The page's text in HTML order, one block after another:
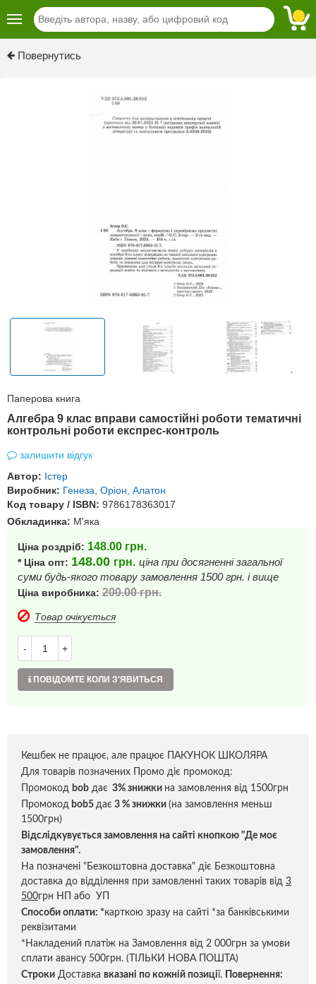
Повернутись
Паперова книга
Алгебра 9 клас вправи самостійні роботи тематичні
контрольні роботи експрес-контроль
залишити відгук
Автор: Істер
Виробник: Генеза, Оріон, Алатон
Код товару / ISBN: 9786178363017
Обкладинка: М'яка
Ціна роздріб: 148.00 грн.
* Ціна опт: 148.00 грн. ціна при досягненні загальної
суми будь-якого товару замовлення 1500 грн. і вище
Ціна виробника: 200.00грн.
Товар очікується
- +
ПОВІДОМТЕ КОЛИ З'ЯВИТЬСЯ
Кешбек не працює, але працює ПАКУНОК ШКОЛЯРА
Для товарів позначених Промо діє промокод:
Промокод bob дає 3% знижки на замовлення від 1500грн
Промокод bob5 дає 3 % знижки (на замовлення меньш
1500грн)
Відслідкувується замовлення на сайті кнопкою "Де моє
замовлення".
На позначені "Безкоштовна доставка" діє Безкоштовна
доставка до відділення при замовленні таких товарів від 3
500грн НП або УП
Способи оплати: *карткою зразу на сайті *за банківськими
реквізитами
*Накладений платіж на Замовлення від 2 000грн за умови
сплати авансу 500грн. (ТІЛЬКИ НОВА ПОШТА)
Строки Доставка вказані по кожній позиції.
Повернення: